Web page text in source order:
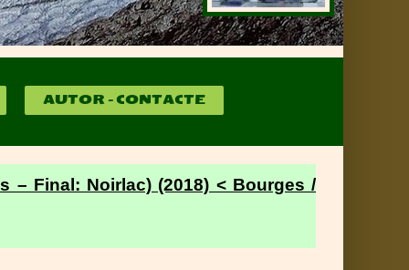
AUTOR – CONTACTE
– Final: Noirlac) (2018) < Bourges /